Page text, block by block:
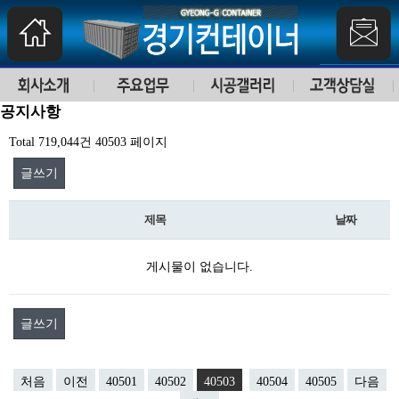
공지사항
Total 719,044건 40503 페이지
글쓰기
제목 날짜
게시물이 없습니다.
글쓰기
처음 이전 40501 40502 40503 40504 40505
다음